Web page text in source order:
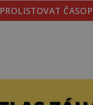
PROLISTOVAT